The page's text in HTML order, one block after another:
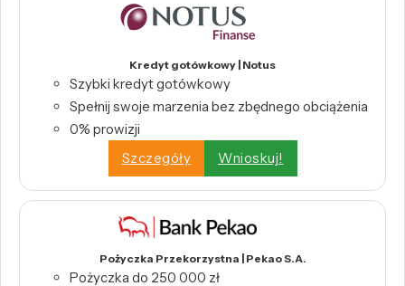
Kredyt gotówkowy | Notus
Szybki kredyt gotówkowy
Spełnij swoje marzenia bez zbędnego obciążenia
0% prowizji
Szczegóły
Wnioskuj!
Pożyczka Przekorzystna | Pekao S.A.
Pożyczka do 250 000 zł